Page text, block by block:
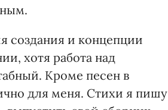
создания и концепции
хотя работа над
Кроме песен в
для меня. Стихи я пишу